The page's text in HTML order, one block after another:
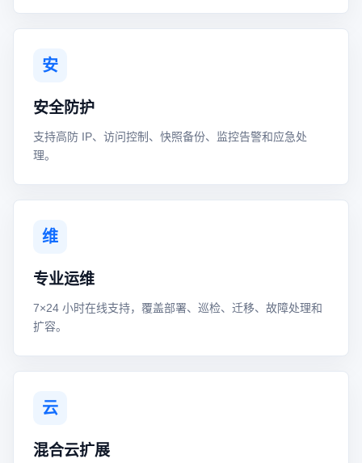
安
安全防护
支持高防 IP、访问控制、快照备份、监控告警和应急处
理。
维
专业运维
7×24 小时在线支持，覆盖部署、巡检、迁移、故障处理和
扩容。
云
混合云扩展